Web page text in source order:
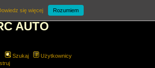
AUTO
Szukaj
Użytkownicy
się więcej Rozumiem